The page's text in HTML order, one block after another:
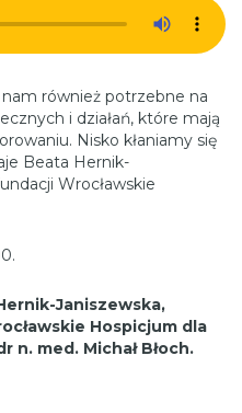
nam również potrzebne na
i działań, które mają
Nisko kłaniamy się
Beata Hernik-
Wrocławskie
Janiszewska,
Hospicjum dla
n. med. Michał Błoch.